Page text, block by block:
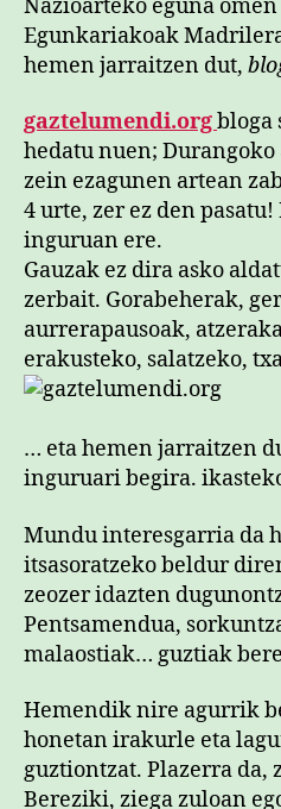
Nazioarteko eguna
Egunkariakoak
hemen jarraitzen dut,
gaztelumendi.orgbloga
hedatu nuen; Durangoko
zein ezagunen artean
4 urte, zer ez den
inguruan ere.
Gauzak ez dira asko
zerbait. Gorabeherak,
aurrerapausoak,
erakusteko, salatzeko,
… eta hemen jarraitzen
inguruari begira.
Mundu interesgarria da
itsasoratzeko beldur
zeozer idazten
Pentsamendua,
malaostiak… guztiak
Hemendik nire agurrik
honetan irakurle eta
guztiontzat. Plazerra da,
Bereziki, ziega zuloan